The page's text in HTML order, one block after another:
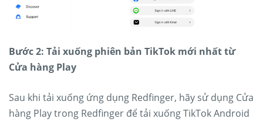
Bước 2: Tải xuống phiên bản TikTok mới nhất từ ​​
Cửa hàng Play
Sau khi tải xuống ứng dụng Redfinger, hãy sử dụng Cửa
hàng Play trong Redfinger để tải xuống TikTok Android